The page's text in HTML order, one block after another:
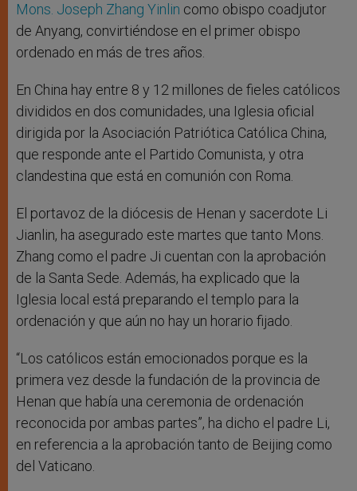
Mons. Joseph Zhang Yinlin como obispo coadjutor
de Anyang, convirtiéndose en el primer obispo
ordenado en más de tres años.
En China hay entre 8 y 12 millones de fieles católicos
divididos en dos comunidades, una Iglesia oficial
dirigida por la Asociación Patriótica Católica China,
que responde ante el Partido Comunista, y otra
clandestina que está en comunión con Roma.
El portavoz de la diócesis de Henan y sacerdote Li
Jianlin, ha asegurado este martes que tanto Mons.
Zhang como el padre Ji cuentan con la aprobación
de la Santa Sede. Además, ha explicado que la
Iglesia local está preparando el templo para la
ordenación y que aún no hay un horario fijado.
“Los católicos están emocionados porque es la
primera vez desde la fundación de la provincia de
Henan que había una ceremonia de ordenación
reconocida por ambas partes”, ha dicho el padre Li,
en referencia a la aprobación tanto de Beijing como
del Vaticano.